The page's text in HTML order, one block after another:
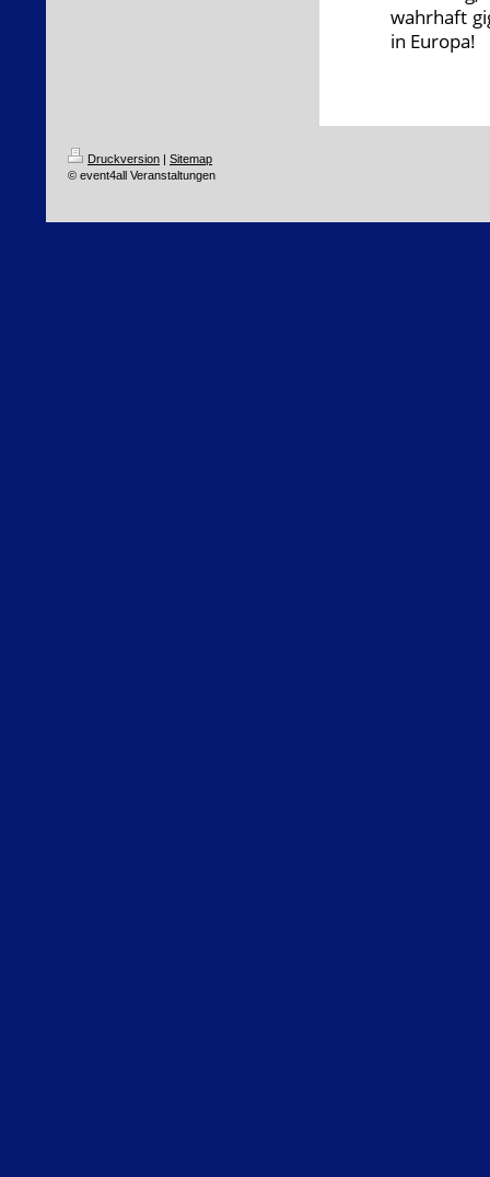
wahrhaft
in Europa!
Druckversion | Sitemap
© event4all Veranstaltungen